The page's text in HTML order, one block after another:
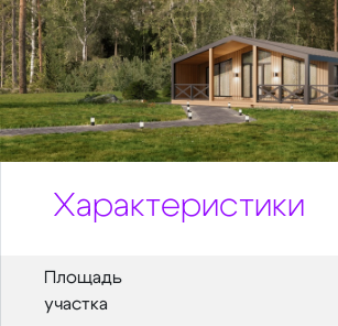
Характеристики
Площадь
участка